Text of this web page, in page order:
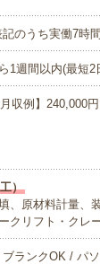
のうち実働7時間
1週間以内(最短
収例】240,000
）
、原材料計量、
クリフト・クレ
ランクOK / パ